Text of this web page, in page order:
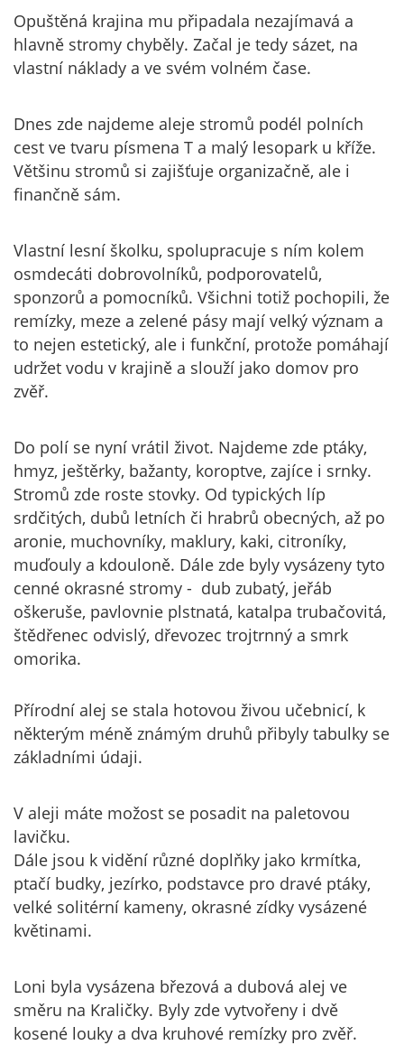
Opuštěná krajina mu připadala nezajímavá a
hlavně stromy chyběly. Začal je tedy sázet, na
vlastní náklady a ve svém volném čase.
Dnes zde najdeme aleje stromů podél polních
cest ve tvaru písmena T a malý lesopark u kříže.
Většinu stromů si zajišťuje organizačně, ale i
finančně sám.
Vlastní lesní školku, spolupracuje s ním kolem
osmdecáti dobrovolníků, podporovatelů,
sponzorů a pomocníků. Všichni totiž pochopili, že
remízky, meze a zelené pásy mají velký význam a
to nejen estetický, ale i funkční, protože pomáhají
udržet vodu v krajině a slouží jako domov pro
zvěř.
Do polí se nyní vrátil život. Najdeme zde ptáky,
hmyz, ještěrky, bažanty, koroptve, zajíce i srnky.
Stromů zde roste stovky. Od typických líp
srdčitých, dubů letních či hrabrů obecných, až po
aronie, muchovníky, maklury, kaki, citroníky,
muďouly a kdouloně. Dále zde byly vysázeny tyto
cenné okrasné stromy - dub zubatý, jeřáb
oškeruše, pavlovnie plstnatá, katalpa trubačovitá,
štědřenec odvislý, dřevozec trojtrnný a smrk
omorika.
Přírodní alej se stala hotovou živou učebnicí, k
některým méně známým druhů přibyly tabulky se
základními údaji.
V aleji máte možost se posadit na paletovou
lavičku.
Dále jsou k vidění různé doplňky jako krmítka,
ptačí budky, jezírko, podstavce pro dravé ptáky,
velké solitérní kameny, okrasné zídky vysázené
květinami.
Loni byla vysázena březová a dubová alej ve
směru na Kraličky. Byly zde vytvořeny i dvě
kosené louky a dva kruhové remízky pro zvěř.